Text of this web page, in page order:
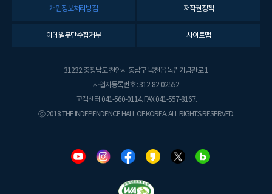
개인정보처리방침 저작권정책
이메일무단수집거부 사이트맵
31232 충청남도 천안시 동남구 목천읍 독립기념관로 1
사업자등록번호 : 312-82-02552
고객센터 041-560-0114. FAX 041-557-8167.
ⓒ 2018 THE INDEPENDENCE HALL OF KOREA. ALL RIGHTS RESERVED.